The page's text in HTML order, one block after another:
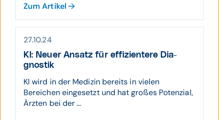
Zum Artikel
27.10.24
KI: Neuer Ansatz für effizien­tere Dia­
gnostik
KI wird in der Medizin bereits in vielen
Bereichen eingesetzt und hat großes Potenzial,
Ärzten bei der ...